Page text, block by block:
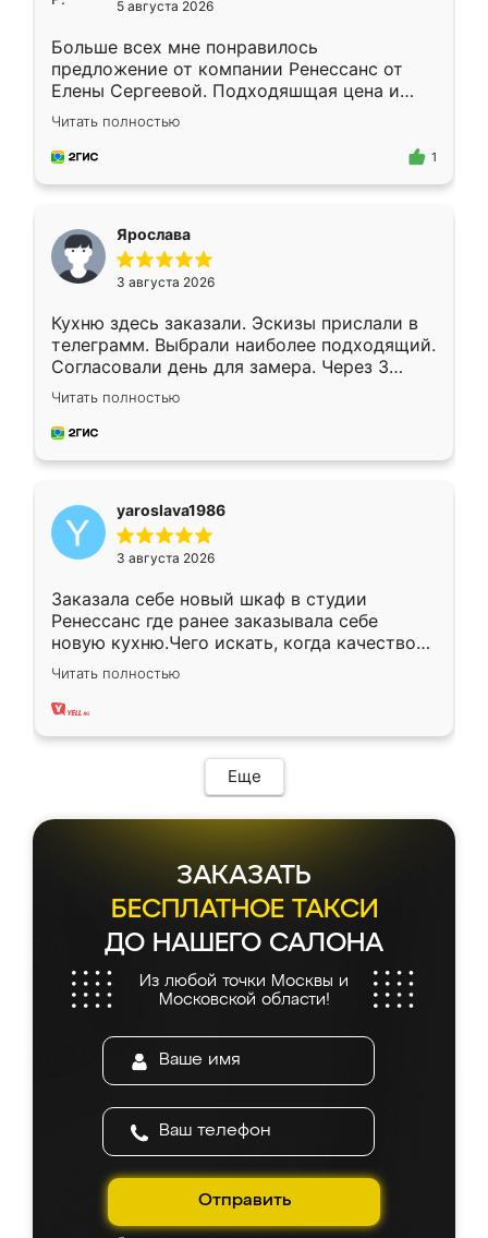
5 августа 2026
Больше всех мне понравилось
предложение от компании Ренессанс от
Елены Сергеевой. Подходяшщая цена и
короткие сроки изготовления. Приехавший
для замера сотрудник Владислав
предложил по моему эскизу самый
Читать полностью
1
Ярослава
3 августа 2026
Кухню здесь заказали. Эскизы прислали в
телеграмм. Выбрали наиболее подходящий.
Согласовали день для замера. Через 3
недели кухня была уже готова. Остались
довольны работой. Спасибо Ренессанс
мебель за качественную работу!
Читать полностью
yaroslava1986
3 августа 2026
Заказала себе новый шкаф в студии
Ренессанс где ранее заказывала себе
новую кухню.Чего искать, когда качеством
вполне довольна. Служит кухня уже почти
два года, нареканий нет.
Читать полностью
Еще
ЗАКАЗАТЬ
БЕСПЛАТНОЕ ТАКСИ
ДО НАШЕГО САЛОНА
Из любой точки Москвы и
Московской области!
Отправить